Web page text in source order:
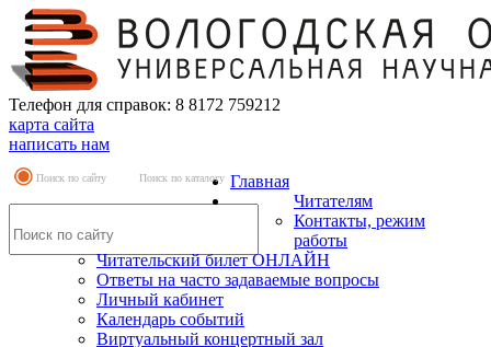
Телефон для справок: 8 8172 759212
карта сайта
написать нам
Поиск по сайту Поиск по каталогу Главная
Читателям
Контакты, режим
работы
Читательский билет ОНЛАЙН
Ответы на часто задаваемые вопросы
Личный кабинет
Календарь событий
Виртуальный концертный зал